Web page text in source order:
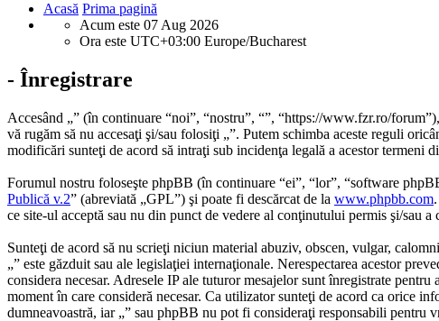
Acasă Prima pagină
Acum este 07 Aug 2026
Ora este UTC+03:00 Europe/Bucharest
- Înregistrare
Accesând „” (în continuare “noi”, “nostru”, “”, “https://www.fzr.ro/
vă rugăm să nu accesaţi şi/sau folosiţi „”. Putem schimba aceste reguli
modificări sunteţi de acord să intraţi sub incidenţa legală a acestor termeni
Forumul nostru foloseşte phpBB (în continuare “ei”, “lor”, “software
Publică v.2” (abreviată „GPL”) şi poate fi descărcat de la www.phpbb.com
ce site-ul acceptă sau nu din punct de vedere al conţinutului permis şi/sau
Sunteţi de acord să nu scrieţi niciun material abuziv, obscen, vulgar,
„” este găzduit sau ale legislaţiei internaţionale. Nerespectarea acestor
considera necesar. Adresele IP ale tuturor mesajelor sunt înregistrate
moment în care consideră necesar. Ca utilizator sunteţi de acord ca orice
dumneavoastră, iar „” sau phpBB nu pot fi consideraţi responsabili pentru